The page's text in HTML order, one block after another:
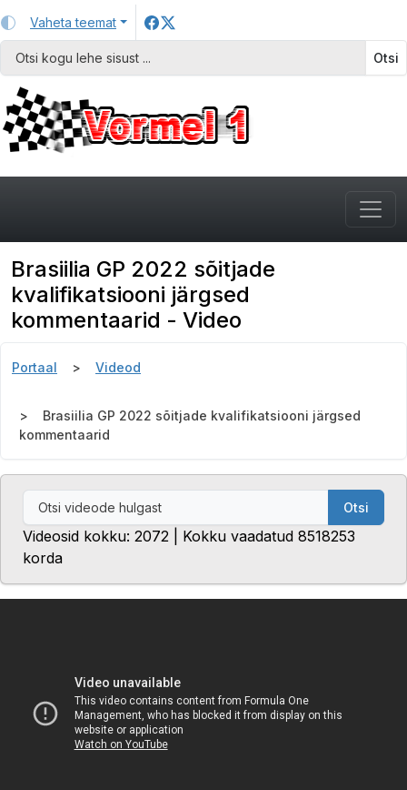
Vaheta teemat
Otsi
Brasiilia GP 2022 sõitjade
kvalifikatsiooni järgsed
kommentaarid - Video
Portaal Videod
Brasiilia GP 2022 sõitjade kvalifikatsiooni järgsed
kommentaarid
Otsi
Videosid kokku: 2072 | Kokku vaadatud 8518253
korda